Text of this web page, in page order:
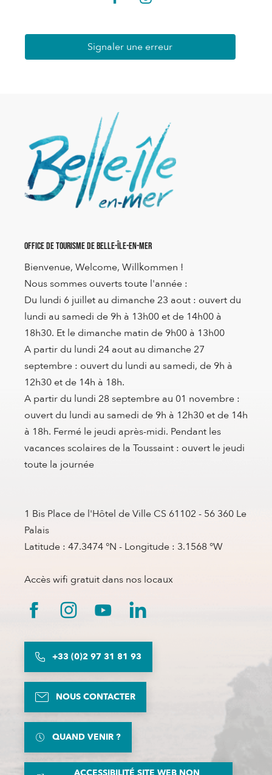
Signaler une erreur
Office de Tourisme de Belle-Île-en-Mer
Bienvenue, Welcome, Willkommen !
Nous sommes ouverts toute l'année :
Du lundi 6 juillet au dimanche 23 aout : ouvert du
lundi au samedi de 9h à 13h00 et de 14h00 à
18h30. Et le dimanche matin de 9h00 à 13h00
A partir du lundi 24 aout au dimanche 27
septembre : ouvert du lundi au samedi, de 9h à
12h30 et de 14h à 18h.
A partir du lundi 28 septembre au 01 novembre :
ouvert du lundi au samedi de 9h à 12h30 et de 14h
à 18h. Fermé le jeudi après-midi. Pendant les
vacances scolaires de la Toussaint : ouvert le jeudi
toute la journée
1 Bis Place de l'Hôtel de Ville CS 61102 - 56 360 Le
Palais
Latitude : 47.3474 °N - Longitude : 3.1568 °W
Accès wifi gratuit dans nos locaux
+33 (0)2 97 31 81 93
NOUS CONTACTER
QUAND VENIR ?